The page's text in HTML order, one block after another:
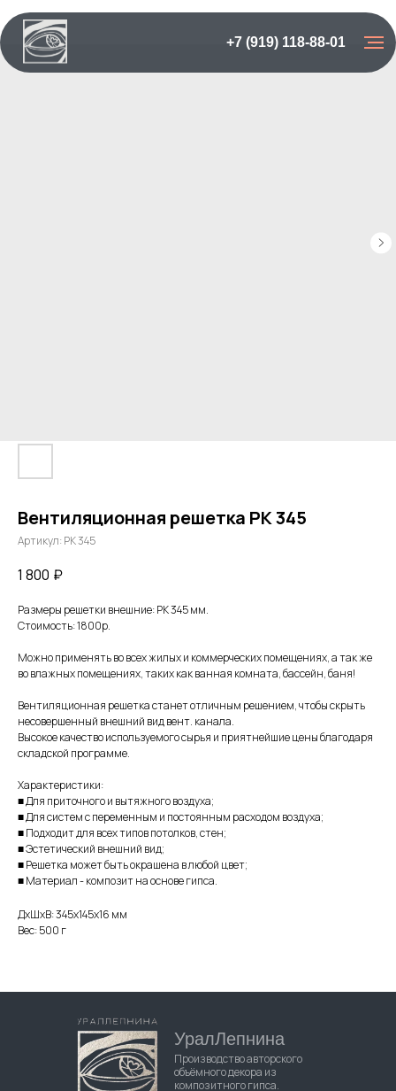
+7 (919) 118-88-01
Вентиляционная решетка PK 345
Артикул: PK 345
1 800 ₽
Размеры решетки внешние: PK 345 мм.
Стоимость: 1800р.
Можно применять во всех жилых и коммерческих помещениях, а так же
во влажных помещениях, таких как ванная комната, бассейн, баня!
Вентиляционная решетка станет отличным решением, чтобы скрыть
несовершенный внешний вид вент. канала.
Высокое качество используемого сырья и приятнейшие цены благодаря
складской программе.
Характеристики:
■ Для приточного и вытяжного воздуха;
■ Для систем с переменным и постоянным расходом воздуха;
■ Подходит для всех типов потолков, стен;
■ Эстетический внешний вид;
■ Решетка может быть окрашена в любой цвет;
■ Материал - композит на основе гипса.
ДxШxВ: 345x145x16 мм
Вес: 500 г
УралЛепнина
Производство авторского
объёмного декора из
композитного гипса.